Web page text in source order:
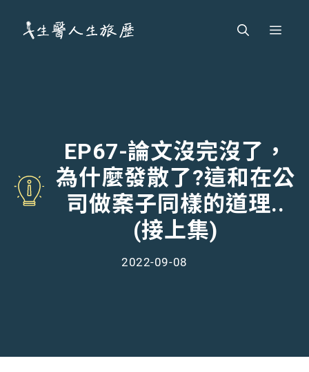
Menu
EP67-論文沒完沒了，
為什麼發散了?這和在公
司做案子同樣的道理..
(接上集)
2022-09-08